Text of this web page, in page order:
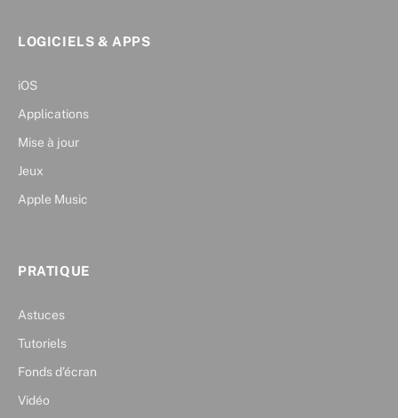
LOGICIELS & APPS
iOS
Applications
Mise à jour
Jeux
Apple Music
PRATIQUE
Astuces
Tutoriels
Fonds d’écran
Vidéo